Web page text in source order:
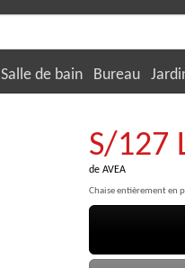
Salle de bain Bureau
S/127
de AVEA
Chaise entièrement en